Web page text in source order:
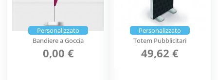
Personalizzato
Bandiere a Goccia
0,00 €
Personalizzato
Totem Pubblicitari
49,62 €